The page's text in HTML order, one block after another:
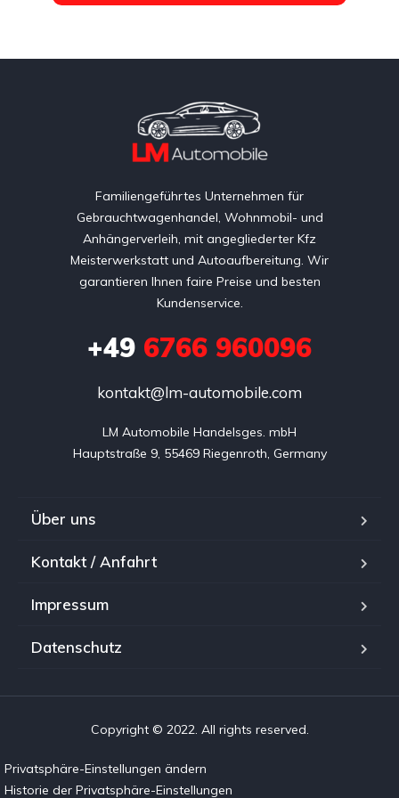
Familiengeführtes Unternehmen für
Gebrauchtwagenhandel, Wohnmobil- und
Anhängerverleih, mit angegliederter Kfz
Meisterwerkstatt und Autoaufbereitung. Wir
garantieren Ihnen faire Preise und besten
Kundenservice.
+49 6766 960096
kontakt@lm-automobile.com
LM Automobile Handelsges. mbH
Hauptstraße 9, 55469 Riegenroth, Germany
Über uns
Kontakt / Anfahrt
Impressum
Datenschutz
Copyright © 2022. All rights reserved.
Privatsphäre-Einstellungen ändern
Historie der Privatsphäre-Einstellungen